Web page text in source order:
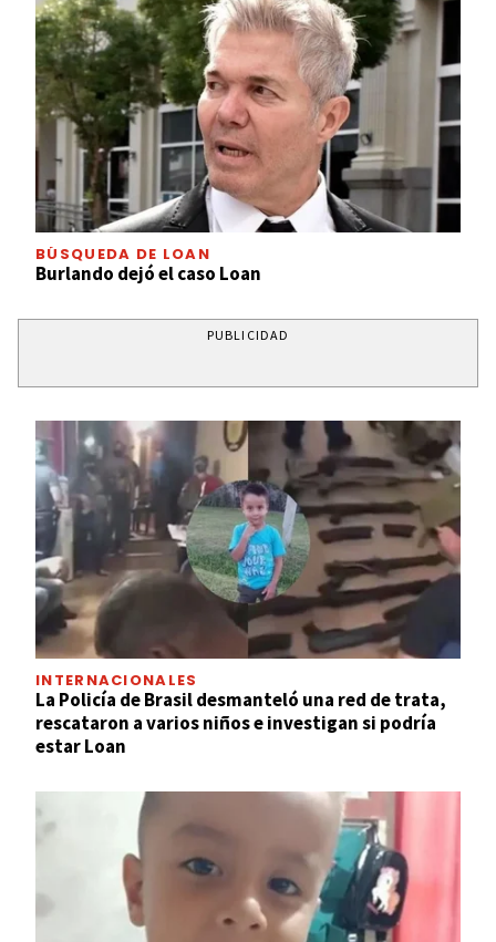
BÚSQUEDA DE LOAN
Burlando dejó el caso Loan
PUBLICIDAD
INTERNACIONALES
La Policía de Brasil desmanteló una red de trata,
rescataron a varios niños e investigan si podría
estar Loan